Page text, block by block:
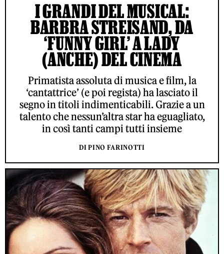
I GRANDI DEL MUSICAL:
BARBRA STREISAND, DA
‘FUNNY GIRL’ A LADY
(ANCHE) DEL CINEMA
Primatista assoluta di musica e film, la
‘cantattrice’ (e poi regista) ha lasciato il
segno in titoli indimenticabili. Grazie a un
talento che nessun’altra star ha eguagliato,
in così tanti campi tutti insieme
DI PINO FARINOTTI